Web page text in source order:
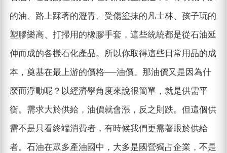
的油、路上踩著的瀝青、受傷塗抹的凡士林、孩子玩的
塑膠樂高、打掃用的橡膠手套，這些統統都是從石油延
伸而成的各樣石化產品。所以你取得這些日常用品的成
本，奠基在最上游的價格──油價。那油價又是因為什
麼而浮動呢？以經濟學角度來說很簡單，就是供需平
衡。需求大於供給，油價就會漲，反之則跌。但這個供
需不是只看終端消費者，有時候我們更需著眼於供給
者。石油在眾多產油國中，大多是國營獨占企業，不是